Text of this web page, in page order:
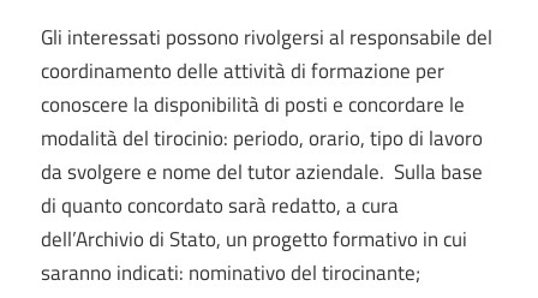
Gli interessati possono rivolgersi al responsabile del
coordinamento delle attività di formazione per
conoscere la disponibilità di posti e concordare le
modalità del tirocinio: periodo, orario, tipo di lavoro
da svolgere e nome del tutor aziendale. Sulla base
di quanto concordato sarà redatto, a cura
dell’Archivio di Stato, un progetto formativo in cui
saranno indicati: nominativo del tirocinante;